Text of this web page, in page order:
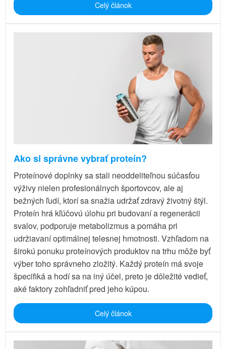
Celý článok
Ako si správne vybrať proteín?
Proteínové doplnky sa stali neoddeliteľnou súčasťou
výživy nielen profesionálnych športovcov, ale aj
bežných ľudí, ktorí sa snažia udržať zdravý životný štýl.
Proteín hrá kľúčovú úlohu pri budovaní a regenerácii
svalov, podporuje metabolizmus a pomáha pri
udržiavaní optimálnej telesnej hmotnosti. Vzhľadom na
širokú ponuku proteínových produktov na trhu môže byť
výber toho správneho zložitý. Každý proteín má svoje
špecifiká a hodí sa na iný účel, preto je dôležité vedieť,
aké faktory zohľadniť pred jeho kúpou.
Celý článok